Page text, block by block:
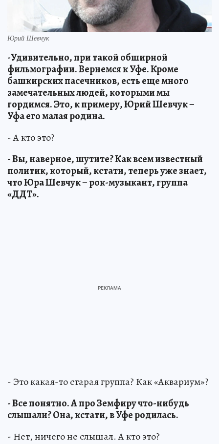
Юрий Шевчук
-Удивительно, при такой обширной
фильмографии. Вернемся к Уфе. Кроме
башкирских пасечников, есть еще много
замечательных людей, которыми мы
гордимся. Это, к примеру, Юрий Шевчук –
Уфа его малая родина.
- А кто это?
- Вы, наверное, шутите? Как всем известный
политик, который, кстати, теперь уже знает,
что Юра Шевчук – рок-музыкант, группа
«ДДТ».
- Это какая-то старая группа? Как «Аквариум»?
- Все понятно. А про Земфиру что-нибудь
слышали? Она, кстати, в Уфе родилась.
- Нет, ничего не слышал. А кто это?